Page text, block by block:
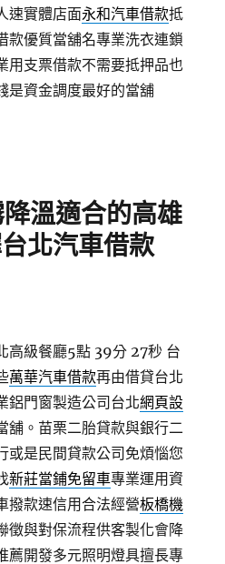
速實體店面永和汽車借款抵
款優質當舖名專業洗衣連鎖
用支票借款不需要抵押品也
是資金調度最好的當舖
溫適合的高雄
北汽車借款
高級餐廳5點 39分 27秒 台
萬華汽車借款再由借貸台北
鋁門窗製造公司台北網頁設
舖。苗栗二胎貸款與銀行二
或是民間貸款公司免煩惱您
新莊當鋪免留車專業運用資
撥款速信用合法經營板橋機
徵與對保流程供客製化會降
薦開發多元照明燈具擅長專